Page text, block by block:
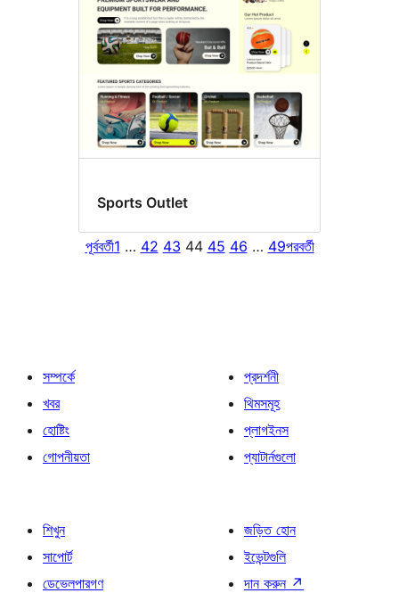
Sports Outlet
পূর্ববর্তী1 … 42 43 44 45 46 … 49পরবর্তী
সম্পর্কে
খবর
হোষ্টিং
গোপনীয়তা
প্রদর্শনী
থিমসমূহ
প্লাগইনস
প্যাটার্নগুলো
শিখুন
সাপোর্ট
ডেভেলপারগণ
জড়িত হোন
ইভেন্টগুলি
দান করুন ↗